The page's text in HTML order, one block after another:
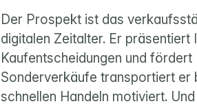
Der Prospekt ist das
digitalen Zeitalter. Er
Kaufentscheidungen und
Sonderverkäufe transportiert er
schnellen Handeln motiviert.